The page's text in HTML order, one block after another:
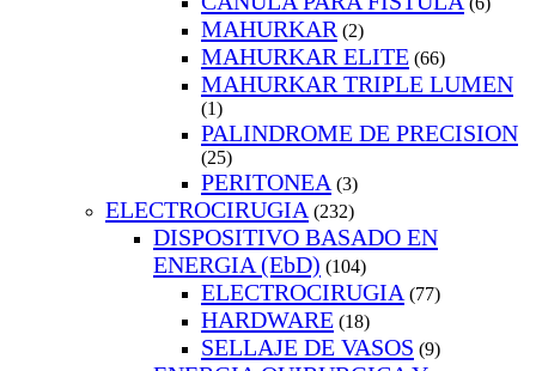
MAHURKAR (2)
MAHURKAR ELITE (66)
MAHURKAR TRIPLE LUMEN
(1)
PALINDROME DE PRECISION
(25)
PERITONEA (3)
ELECTROCIRUGIA (232)
DISPOSITIVO BASADO EN
ENERGIA (EbD) (104)
ELECTROCIRUGIA (77)
HARDWARE (18)
SELLAJE DE VASOS (9)